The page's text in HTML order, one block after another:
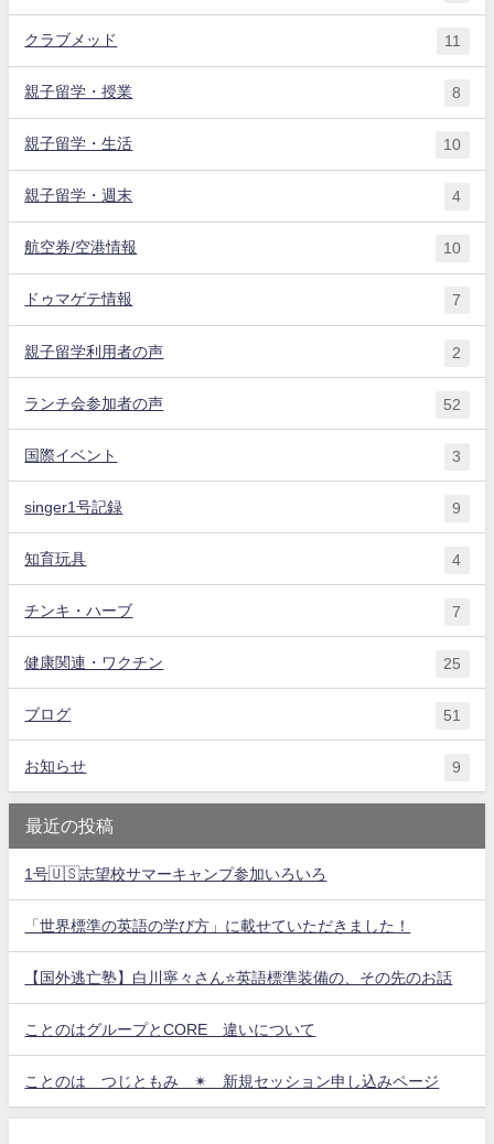
クラブメッド 11
親子留学・授業 8
親子留学・生活 10
親子留学・週末 4
航空券/空港情報 10
ドゥマゲテ情報 7
親子留学利用者の声 2
ランチ会参加者の声 52
国際イベント 3
singer1号記録 9
知育玩具 4
チンキ・ハーブ 7
健康関連・ワクチン 25
ブログ 51
お知らせ 9
最近の投稿
1号🇺🇸志望校サマーキャンプ参加いろいろ
「世界標準の英語の学び方」に載せていただきました！
【国外逃亡塾】白川寧々さん⭐️英語標準装備の、その先のお話
ことのはグループとCORE 違いについて
ことのは つじともみ ✴︎ 新規セッション申し込みページ